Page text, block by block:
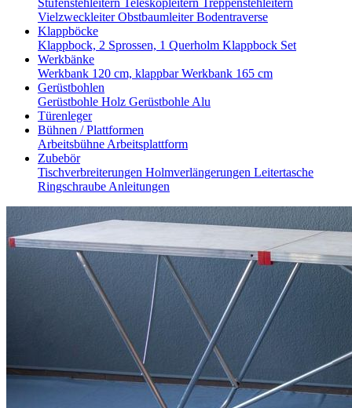
VielzweckleiterObstbaumleiterBodentraverse
Klappböcke
Klappbock, 2 Sprossen, 1 Querholm Klappbock Set
Werkbänke
Werkbank 120 cm, klappbarWerkbank 165 cm
Gerüstbohlen
Gerüstbohle Holz Gerüstbohle Alu
Türenleger
Bühnen / Plattformen
Arbeitsbühne Arbeitsplattform
Zubebör
Tischverbreiterungen Holmverlängerungen Leitertasche
Ringschraube Anleitungen